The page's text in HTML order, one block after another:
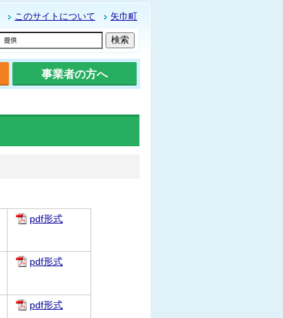
このサイトについて 矢巾町
事業者の方へ
pdf形式
pdf形式
pdf形式